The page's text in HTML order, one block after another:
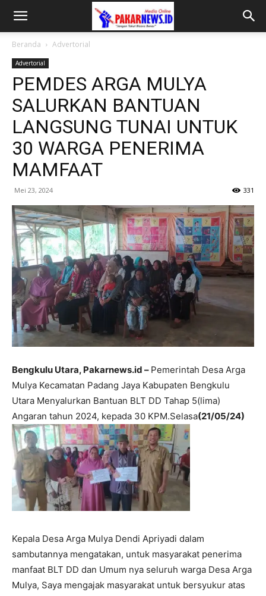
Beranda Advertorial
Advertorial
PEMDES ARGA MULYA
SALURKAN BANTUAN
LANGSUNG TUNAI UNTUK
30 WARGA PENERIMA
MAMFAAT
Mei 23, 2024 331
Bengkulu Utara, Pakarnews.id – Pemerintah Desa Arga
Mulya Kecamatan Padang Jaya Kabupaten Bengkulu
Utara Menyalurkan Bantuan BLT DD Tahap 5(lima)
Angaran tahun 2024, kepada 30 KPM.Selasa(21/05/24)
Kepala Desa Arga Mulya Dendi Apriyadi dalam
sambutannya mengatakan, untuk masyarakat penerima
manfaat BLT DD dan Umum nya seluruh warga Desa Arga
Mulya, Saya mengajak masyarakat untuk bersyukur atas